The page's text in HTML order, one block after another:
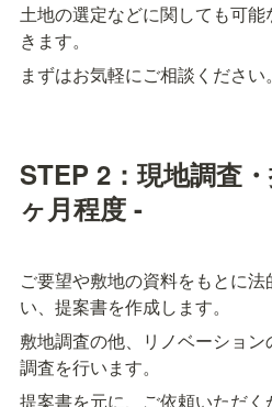
土地の選定などに関しても可
きます。
まずはお気軽にご相談ください。
STEP 2：現地調査
ヶ月程度 -
ご要望や敷地の資料をもとに
い、提案書を作成します。
敷地調査の他、リノベーショ
調査を行います。
提案書を元に、ご依頼いただく